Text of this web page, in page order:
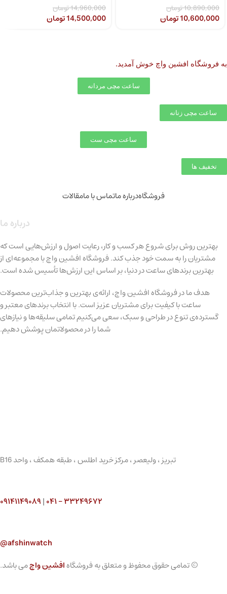
10,890,000تومان
10,600,000تومان
14,960,000تومان
14,500,000تومان
به فروشگاه افشین واچ خوش آمدید.
ساعت مچی مردانه
ساعت مچی زنانه
ساعت مچی ست
تخفیف ها
فروشگاهدرباره ماتماس با مامقالات
درباره ما
بهترین روش برای شروع هر کسب و کار، رعایت اصول و ارزش‌هایی است که
مشتریان را به سمت خود جذب کند. فروشگاه افشین واچ با مجموعه‌ای از
بهترین برندهای ساعت در دنیا، بر اساس این ارزش‌ها تأسیس شده است.
هدف ما در فروشگاه افشین واچ، ارائه‌ی بهترین و جذاب‌ترین محصولات
ساعت با کیفیت برای مشتریان عزیز است. با انتخاب برندهای معتبر و
گسترده‌ی تنوع در طراحی و سبک، سعی می‌کنیم تمامی سلیقه‌ها و نیازهای
شما را در محصولاتمان پوشش دهیم.
تبریز ، ولیعصر ، مرکز خرید اطلس ، طبقه همکف ، واحد B16
۳۳۲۴۹۶۷۲ – ۰۴۱ |۰۹۱۴۱۱۴۹۰۸۹
afshinwatch@
© تمامی حقوق محفوظ و متعلق به فروشگاهافشین واچمی باشد.